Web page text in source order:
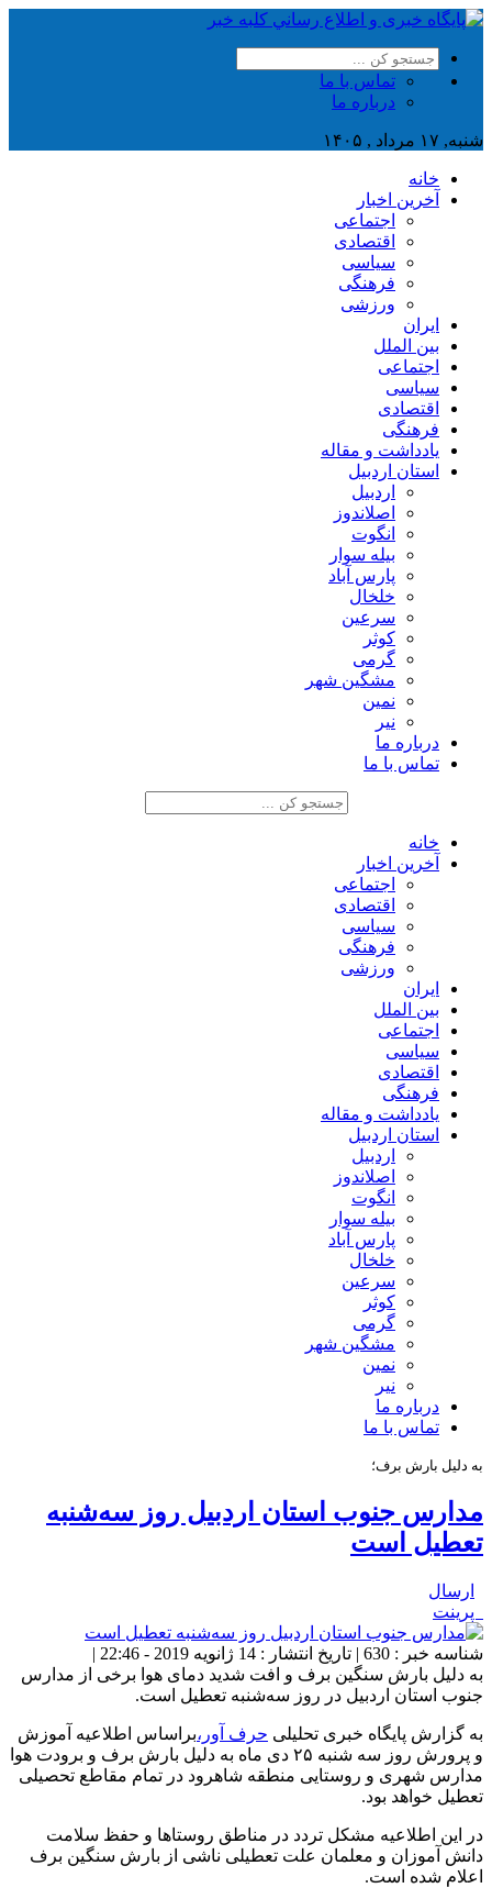
تماس با ما
درباره ما
شنبه, ۱۷ مرداد , ۱۴۰۵
خانه
آخرین اخبار
اجتماعی
اقتصادی
سیاسی
فرهنگی
ورزشی
ایران
بین الملل
اجتماعی
سیاسی
اقتصادی
فرهنگی
یادداشت و مقاله
استان اردبیل
اردبیل
اصلاندوز
انگوت
بیله سوار
پارس آباد
خلخال
سرعین
کوثر
گرمی
مشگین شهر
نمین
نیر
درباره ما
تماس با ما
خانه
آخرین اخبار
اجتماعی
اقتصادی
سیاسی
فرهنگی
ورزشی
ایران
بین الملل
اجتماعی
سیاسی
اقتصادی
فرهنگی
یادداشت و مقاله
استان اردبیل
اردبیل
اصلاندوز
انگوت
بیله سوار
پارس آباد
خلخال
سرعین
کوثر
گرمی
مشگین شهر
نمین
نیر
درباره ما
تماس با ما
به دلیل بارش برف؛
مدارس جنوب استان اردبیل روز سه‌شنبه
تعطیل است
ارسال
پرینت
شناسه خبر : 630 | تاریخ انتشار : 14 ژانویه 2019 - 22:46 |
به دلیل بارش سنگین برف و افت شدید دمای هوا برخی از مدارس
جنوب استان اردبیل در روز سه‌شنبه تعطیل است.
به گزارش پایگاه خبری تحلیلی حرف آور،براساس اطلاعیه آموزش
و پرورش روز سه شنبه ۲۵ دی ماه به دلیل بارش برف و برودت هوا
مدارس شهری و روستایی منطقه شاهرود در تمام مقاطع تحصیلی
تعطیل خواهد بود.
در این اطلاعیه مشکل تردد در مناطق روستاها و حفظ سلامت
دانش آموزان و معلمان علت تعطیلی ناشی از بارش سنگین برف
اعلام شده است.